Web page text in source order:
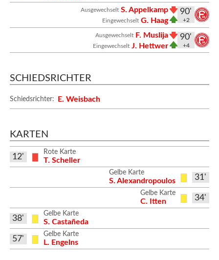
90'
+2
Ausgewechselt S. Appelkamp
Eingewechselt G. Haag
90'
+4
Ausgewechselt F. Muslija
Eingewechselt J. Hettwer
SCHIEDSRICHTER
Schiedsrichter: E. Weisbach
KARTEN
Rote Karte
T. Scheller
12'
31'
Gelbe Karte
S. Alexandropoulos
34'
Gelbe Karte
C. Itten
Gelbe Karte
S. Castañeda
38'
Gelbe Karte
L. Engelns
57'